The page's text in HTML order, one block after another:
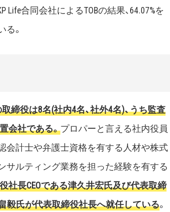
Life合同会社によるTOBの結果、64.07%を
。
締役は8名(社内4名、社外4名)、うち監査
会社である。プロパーと言える社内役員
会計士や弁護士資格を有する人材や株式
ルティング業務を担った経験を有する
社長CEOである津久井宏氏及び代表取締
毅氏が代表取締役社長へ就任している。